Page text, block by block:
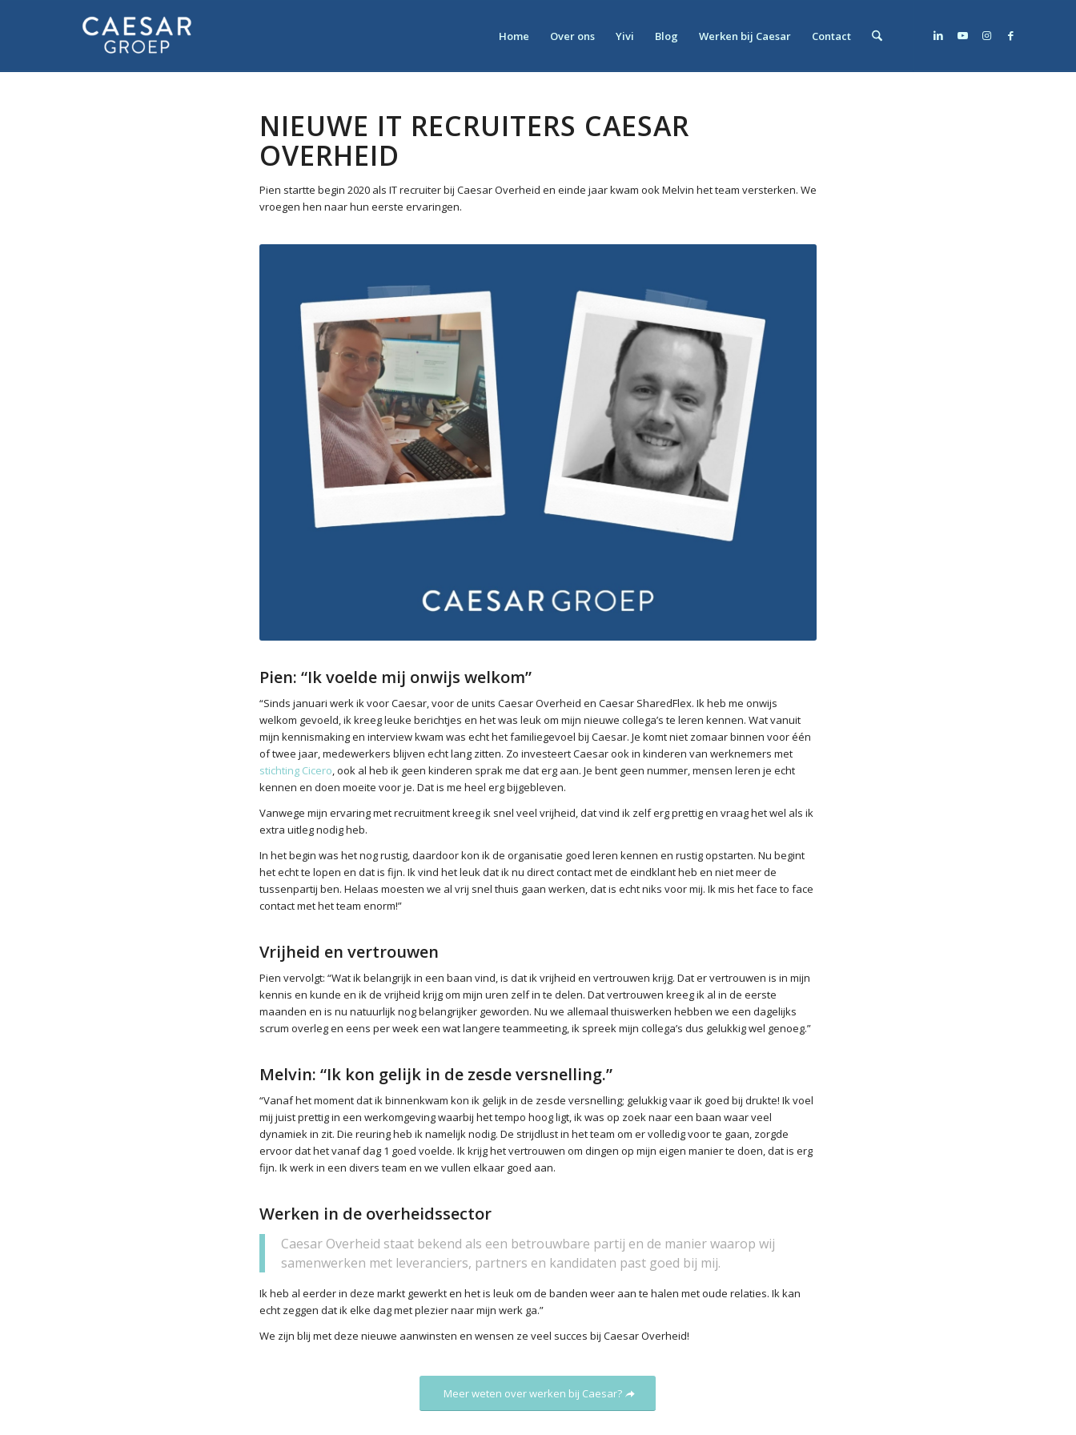
Home Over ons Yivi Blog Werken bij Caesar Contact
NIEUWE IT RECRUITERS CAESAR
OVERHEID
Pien startte begin 2020 als IT recruiter bij Caesar Overheid en einde jaar kwam ook Melvin het team versterken. We
vroegen hen naar hun eerste ervaringen.
Pien: “Ik voelde mij onwijs welkom”
“Sinds januari werk ik voor Caesar, voor de units Caesar Overheid en Caesar SharedFlex. Ik heb me onwijs
welkom gevoeld, ik kreeg leuke berichtjes en het was leuk om mijn nieuwe collega’s te leren kennen. Wat vanuit
mijn kennismaking en interview kwam was echt het familiegevoel bij Caesar. Je komt niet zomaar binnen voor één
of twee jaar, medewerkers blijven echt lang zitten. Zo investeert Caesar ook in kinderen van werknemers met
stichting Cicero, ook al heb ik geen kinderen sprak me dat erg aan. Je bent geen nummer, mensen leren je echt
kennen en doen moeite voor je. Dat is me heel erg bijgebleven.
Vanwege mijn ervaring met recruitment kreeg ik snel veel vrijheid, dat vind ik zelf erg prettig en vraag het wel als ik
extra uitleg nodig heb.
In het begin was het nog rustig, daardoor kon ik de organisatie goed leren kennen en rustig opstarten. Nu begint
het echt te lopen en dat is fijn. Ik vind het leuk dat ik nu direct contact met de eindklant heb en niet meer de
tussenpartij ben. Helaas moesten we al vrij snel thuis gaan werken, dat is echt niks voor mij. Ik mis het face to face
contact met het team enorm!”
Vrijheid en vertrouwen
Pien vervolgt: “Wat ik belangrijk in een baan vind, is dat ik vrijheid en vertrouwen krijg. Dat er vertrouwen is in mijn
kennis en kunde en ik de vrijheid krijg om mijn uren zelf in te delen. Dat vertrouwen kreeg ik al in de eerste
maanden en is nu natuurlijk nog belangrijker geworden. Nu we allemaal thuiswerken hebben we een dagelijks
scrum overleg en eens per week een wat langere teammeeting, ik spreek mijn collega’s dus gelukkig wel genoeg.”
Melvin: “Ik kon gelijk in de zesde versnelling.”
“Vanaf het moment dat ik binnenkwam kon ik gelijk in de zesde versnelling; gelukkig vaar ik goed bij drukte! Ik voel
mij juist prettig in een werkomgeving waarbij het tempo hoog ligt, ik was op zoek naar een baan waar veel
dynamiek in zit. Die reuring heb ik namelijk nodig. De strijdlust in het team om er volledig voor te gaan, zorgde
ervoor dat het vanaf dag 1 goed voelde. Ik krijg het vertrouwen om dingen op mijn eigen manier te doen, dat is erg
fijn. Ik werk in een divers team en we vullen elkaar goed aan.
Werken in de overheidssector
Caesar Overheid staat bekend als een betrouwbare partij en de manier waarop wij
samenwerken met leveranciers, partners en kandidaten past goed bij mij.
Ik heb al eerder in deze markt gewerkt en het is leuk om de banden weer aan te halen met oude relaties. Ik kan
echt zeggen dat ik elke dag met plezier naar mijn werk ga.”
We zijn blij met deze nieuwe aanwinsten en wensen ze veel succes bij Caesar Overheid!
Meer weten over werken bij Caesar?